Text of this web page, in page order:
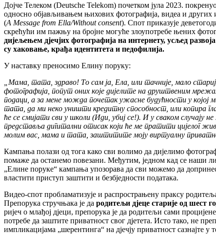
Дојче Телеком (Deutsche Telekom) почетком јула 2023.
односно објављивањем њихових фотографија, видеа и
(A Message from Ella/Without consent). Спот приказује
скрећући им пажњу на бројне могуће злоупотребе њених
дијељењем дјечјих фотографија на интернету, усљед
су хаковање, крађа идентитета и педофилија.
У наставку преносимо Елину поруку:
Мама тата ,здраво! То сам ја Ела или тачније мало
фотографија попут оних које дијелите на друштвеним
подаци а за мене можда почетак ужасне будућности у којој
тата да ми неко уништи кредитну способност или копира
ће се смијати сви у школи (Иди убиј се!). И у сваком случају не
представља дигитални отисак који ће ме пратити цијелог
молим вас мама и тата ,заштитите моју виртуалну
Кампања полази од тога како сви волимо да дијелимо
помаже да останемо повезани. Међутим, једном кад се наши
„Елине поруке“ кампања упозорава да сви можемо да
властити приступ заштити и безбједности података.
Видео-спот пробламатизује и распрострањену праксу
Препорука стручњака је да родитељи дјеце старије од шест
ријеч о млађој дјеци, препорука је да родитељи сами
потребе да заштите приватност свог дјетета. Исто тако, не
импликацијама „шерентинга“ на дјечју приватност сазнајте у